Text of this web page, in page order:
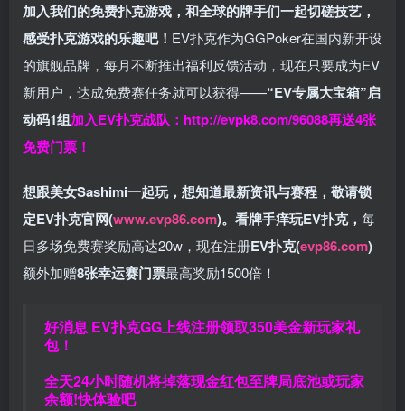
加入我们的免费扑克游戏，和全球的牌手们一起切磋技艺，
感受扑克游戏的乐趣吧！ EV扑克作为GGPoker在国内新开设
的旗舰品牌，每月不断推出福利反馈活动，现在只要成为EV
新用户，达成免费赛任务就可以获得——“EV专属大宝箱”启
动码1组加入EV扑克战队： http://evpk8.com/96088再送4张
免费门票！
想跟美女Sashimi一起玩， 想知道最新资讯与赛程， 敬请锁
定EV扑克官网(www.evp86.com)。 看牌手痒玩EV扑克， 每
日多场免费赛奖励高达20w，现在注册EV扑克(evp86.com)
额外加赠8张幸运赛门票最高奖励1500倍！
好消息 EV扑克GG上线注册领取350美金新玩家礼
包！
全天24小时随机将掉落现金红包至牌局底池或玩家
余额!快体验吧